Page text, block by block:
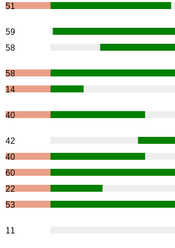
51
59
58
58
14
40
42
40
60
22
53
11